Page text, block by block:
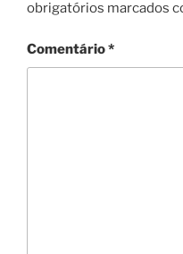
obrigatórios marcados
Comentário*